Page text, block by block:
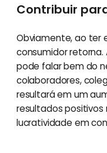
Contribuir
Obviamente, ao ter
consumidor
pode falar bem do
colaboradores,
resultará em um
resultados
lucratividade em